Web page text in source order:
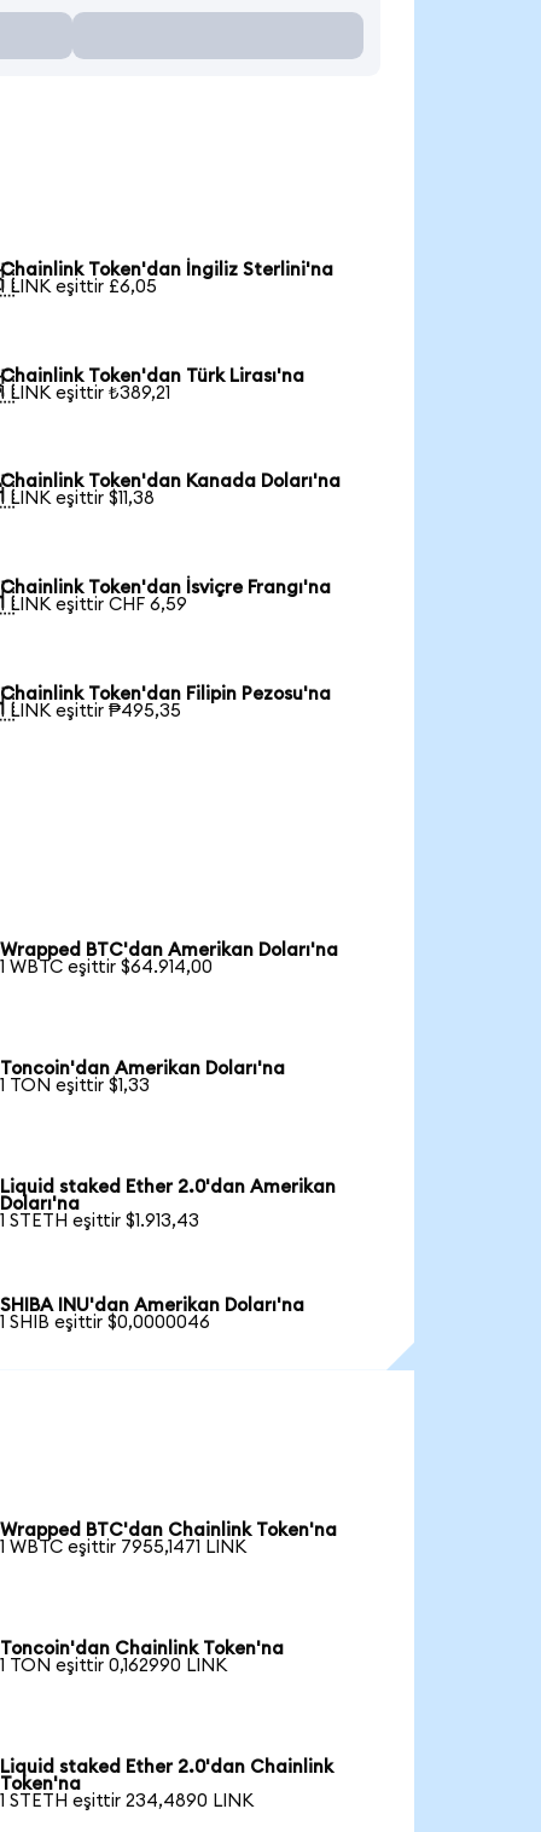
Chainlink Token'dan İngiliz Sterlini'na
1 LINK eşittir £6,05
Chainlink Token'dan Türk Lirası'na
1 LINK eşittir ₺389,21
Chainlink Token'dan Kanada Doları'na
1 LINK eşittir $11,38
Chainlink Token'dan İsviçre Frangı'na
1 LINK eşittir CHF 6,59
Chainlink Token'dan Filipin Pezosu'na
1 LINK eşittir ₱495,35
Wrapped BTC'dan Amerikan Doları'na
1 WBTC eşittir $64.914,00
Toncoin'dan Amerikan Doları'na
1 TON eşittir $1,33
Liquid staked Ether 2.0'dan Amerikan
Doları'na
1 STETH eşittir $1.913,43
SHIBA INU'dan Amerikan Doları'na
1 SHIB eşittir $0,0000046
Wrapped BTC'dan Chainlink Token'na
1 WBTC eşittir 7955,1471 LINK
Toncoin'dan Chainlink Token'na
1 TON eşittir 0,162990 LINK
Liquid staked Ether 2.0'dan Chainlink
Token'na
1 STETH eşittir 234,4890 LINK